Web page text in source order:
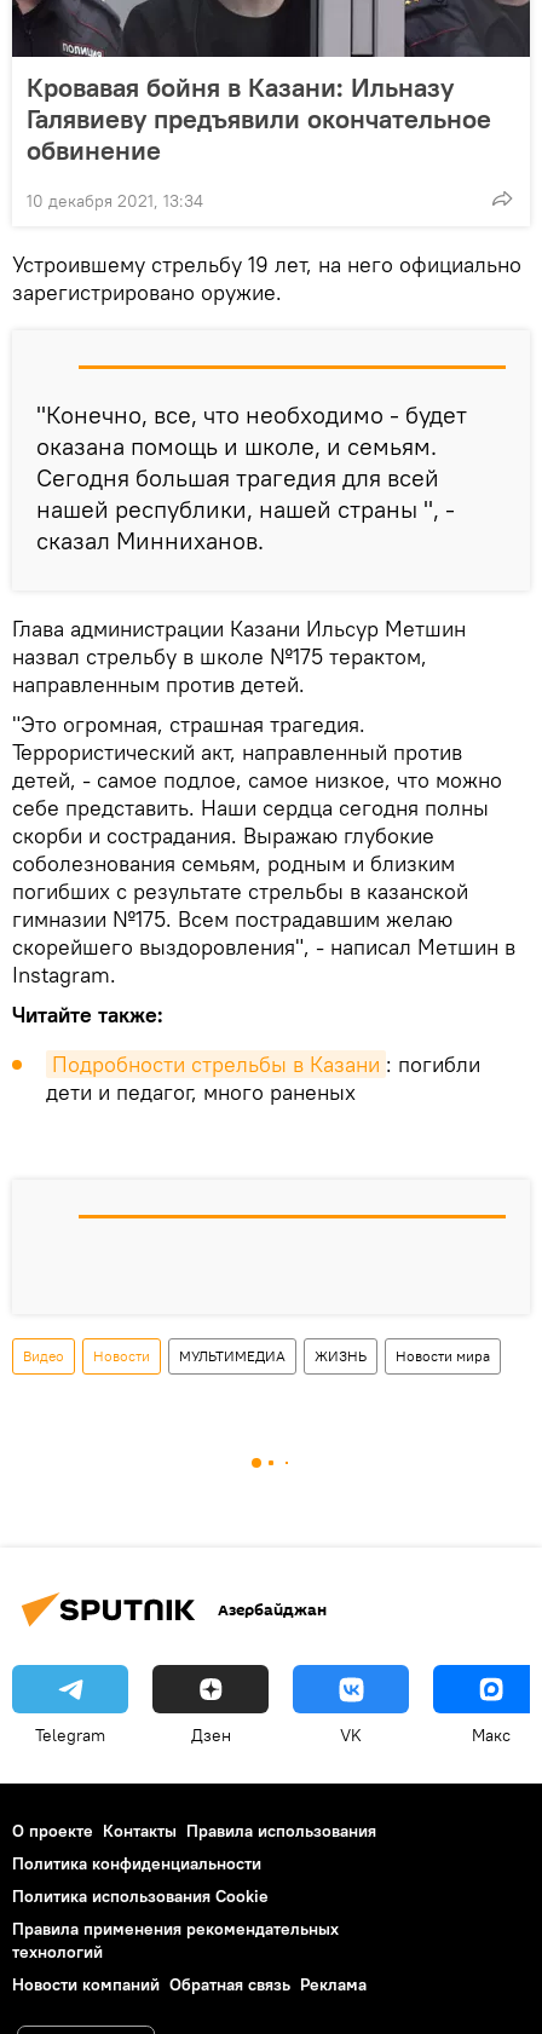
Кровавая бойня в Казани: Ильназу
Галявиеву предъявили окончательное
обвинение
10 декабря 2021, 13:34
Устроившему стрельбу 19 лет, на него официально
зарегистрировано оружие.
"Конечно, все, что необходимо - будет
оказана помощь и школе, и семьям.
Сегодня большая трагедия для всей
нашей республики, нашей страны ", -
сказал Минниханов.
Глава администрации Казани Ильсур Метшин
назвал стрельбу в школе №175 терактом,
направленным против детей.
"Это огромная, страшная трагедия.
Террористический акт, направленный против
детей, - самое подлое, самое низкое, что можно
себе представить. Наши сердца сегодня полны
скорби и сострадания. Выражаю глубокие
соболезнования семьям, родным и близким
погибших с результате стрельбы в казанской
гимназии №175. Всем пострадавшим желаю
скорейшего выздоровления", - написал Метшин в
Instagram.
Читайте также:
Подробности стрельбы в Казани : погибли
дети и педагог, много раненых
Видео Новости МУЛЬТИМЕДИА ЖИЗНЬ Новости мира
Азербайджан
Telegram Дзен VK Макс
О проекте Контакты Правила использования
Политика конфиденциальности
Политика использования Cookie
Правила применения рекомендательных
технологий
Новости компаний Обратная связь Реклама